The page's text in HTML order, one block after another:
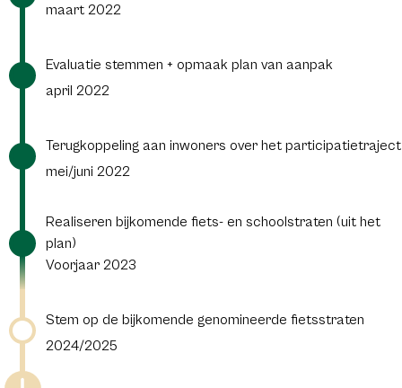
maart 2022
Evaluatie stemmen + opmaak plan van aanpak
april 2022
Terugkoppeling aan inwoners over het participatietraject
mei/juni 2022
Realiseren bijkomende fiets- en schoolstraten (uit het
plan)
Voorjaar 2023
Stem op de bijkomende genomineerde fietsstraten
2024/2025